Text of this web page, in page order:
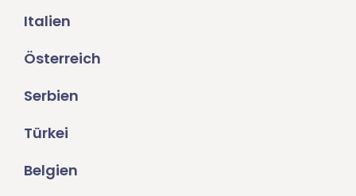
Italien
Österreich
Serbien
Türkei
Belgien